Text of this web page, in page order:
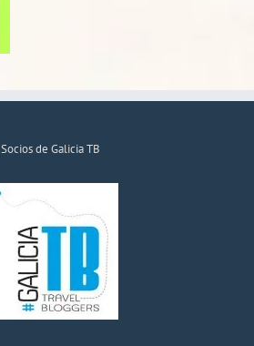
Socios de Galicia TB